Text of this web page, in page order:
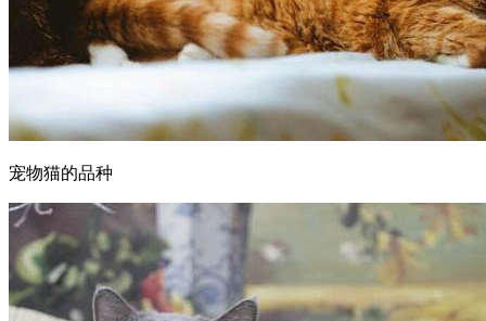
宠物猫的品种